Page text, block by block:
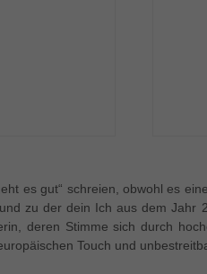
es gut“ schreien, obwohl es
zu der dein Ich aus dem
deren Stimme sich durch
Touch und